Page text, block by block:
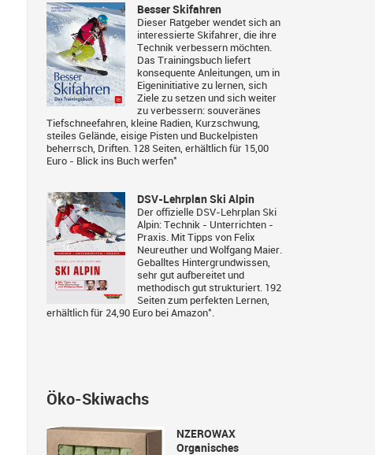
Besser Skifahren
Dieser Ratgeber wendet sich an
interessierte Skifahrer, die ihre
Technik verbessern möchten.
Das Trainingsbuch liefert
konsequente Anleitungen, um in
Eigeninitiative zu lernen, sich
Ziele zu setzen und sich weiter
zu verbessern: souveränes
Tiefschneefahren, kleine Radien, Kurzschwung,
steiles Gelände, eisige Pisten und Buckelpisten
beherrsch, Driften. 128 Seiten, erhältlich für 15,00
Euro - Blick ins Buch werfen*
DSV-Lehrplan Ski Alpin
Der offizielle DSV-Lehrplan Ski
Alpin: Technik - Unterrichten -
Praxis. Mit Tipps von Felix
Neureuther und Wolfgang Maier.
Geballtes Hintergrundwissen,
sehr gut aufbereitet und
methodisch gut strukturiert. 192
Seiten zum perfekten Lernen,
erhältlich für 24,90 Euro bei Amazon*.
Öko-Skiwachs
NZEROWAX
Organisches